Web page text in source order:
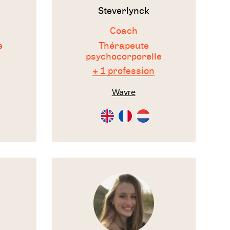
Steverlynck
Coach
Thérapeute
psychocorporelle
+ 1 profession
Wavre
Consultation
en
Consultation
en
Consultation
en
Voir